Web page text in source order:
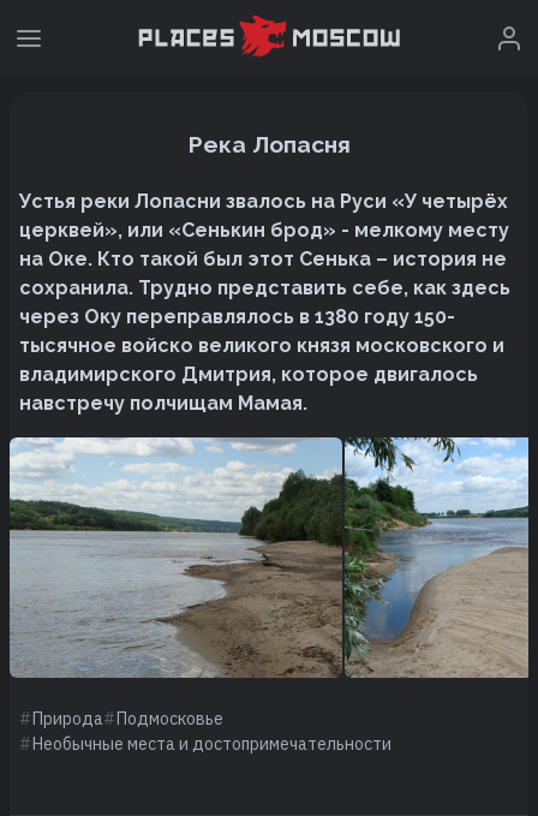
Река Лопасня
Устья реки Лопасни звалось на Руси «У четырёх
церквей», или «Сенькин брод» - мелкому месту
на Оке. Кто такой был этот Сенька – история не
сохранила. Трудно представить себе, как здесь
через Оку переправлялось в 1380 году 150-
тысячное войско великого князя московского и
владимирского Дмитрия, которое двигалось
навстречу полчищам Мамая.
Природа
Подмосковье
Необычные места и достопримечательности